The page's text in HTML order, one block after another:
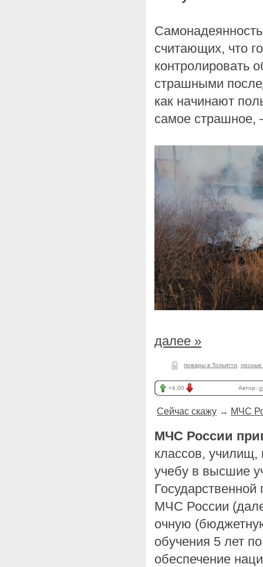
считающих, что
контролировать
страшными
как начинают
самое страшное,
далее »
пожары в Тольятти
+4.00 Автор:
Сейчас скажу → МЧС
МЧС России
классов, училищ,
учебу в высшие
МЧС России
очную
обучения 5 лет
обеспечение